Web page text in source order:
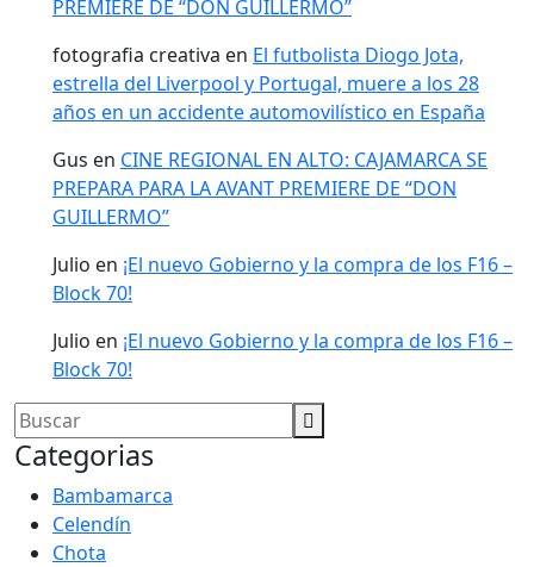
PREMIERE DE “DON GUILLERMO”
fotografia creativa en El futbolista Diogo Jota,
estrella del Liverpool y Portugal, muere a los 28
años en un accidente automovilístico en España
Gus en CINE REGIONAL EN ALTO: CAJAMARCA SE
PREPARA PARA LA AVANT PREMIERE DE “DON
GUILLERMO”
Julio en ¡El nuevo Gobierno y la compra de los F16 –
Block 70!
Julio en ¡El nuevo Gobierno y la compra de los F16 –
Block 70!
Categorias
Bambamarca
Celendín
Chota